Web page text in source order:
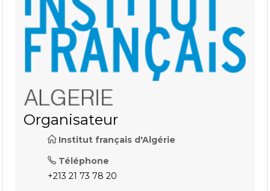
Organisateur
Institut français d'Algérie
Téléphone
+213 21 73 78 20